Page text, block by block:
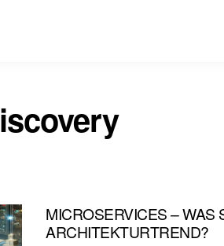
MICROSERVICES – WAS
ARCHITEKTURTREND?